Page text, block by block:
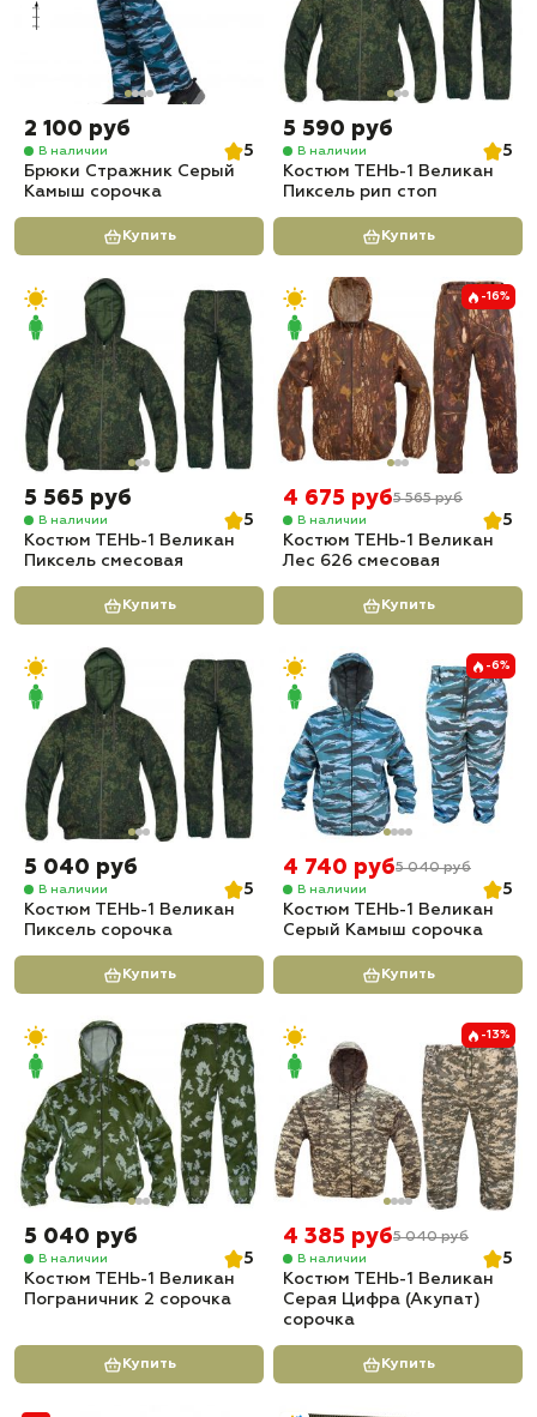
2 100 руб
В наличии
5
Брюки Стражник Серый
Камыш сорочка
Купить
5 590 руб
В наличии
5
Костюм ТЕНЬ-1 Великан
Пиксель рип стоп
Купить
5 565 руб
В наличии
5
Костюм ТЕНЬ-1 Великан
Пиксель смесовая
Купить
-16%
4 675 руб5 565 руб
В наличии
5
Костюм ТЕНЬ-1 Великан
Лес 626 смесовая
Купить
5 040 руб
В наличии
5
Костюм ТЕНЬ-1 Великан
Пиксель сорочка
Купить
-6%
4 740 руб5 040 руб
В наличии
5
Костюм ТЕНЬ-1 Великан
Серый Камыш сорочка
Купить
5 040 руб
В наличии
5
Костюм ТЕНЬ-1 Великан
Пограничник 2 сорочка
Купить
-13%
4 385 руб5 040 руб
В наличии
5
Костюм ТЕНЬ-1 Великан
Серая Цифра (Акупат)
сорочка
Купить